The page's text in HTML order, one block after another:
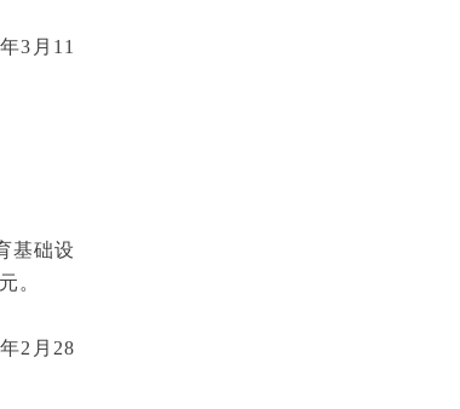
3月11
基础设
。
2月28